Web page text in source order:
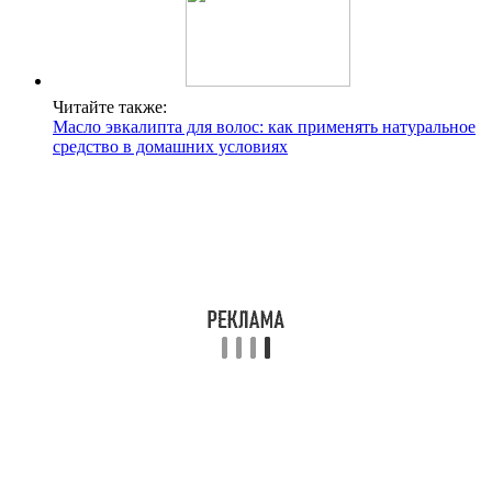
Читайте также:
Масло эвкалипта для волос: как применять натуральное
средство в домашних условиях